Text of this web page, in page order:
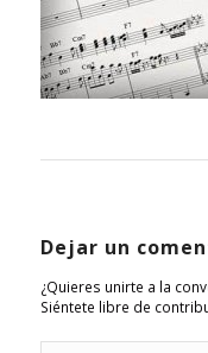
Dejar un
¿Quieres unirte a la
Siéntete libre de